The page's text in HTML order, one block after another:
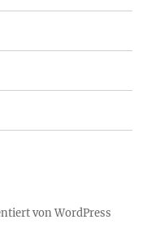
von WordPress